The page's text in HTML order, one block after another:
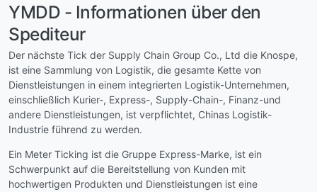
YMDD - Informationen über den
Spediteur
Der nächste Tick der Supply Chain Group Co., Ltd die Knospe,
ist eine Sammlung von Logistik, die gesamte Kette von
Dienstleistungen in einem integrierten Logistik-Unternehmen,
einschließlich Kurier-, Express-, Supply-Chain-, Finanz-und
andere Dienstleistungen, ist verpflichtet, Chinas Logistik-
Industrie führend zu werden.
Ein Meter Ticking ist die Gruppe Express-Marke, ist ein
Schwerpunkt auf die Bereitstellung von Kunden mit
hochwertigen Produkten und Dienstleistungen ist eine